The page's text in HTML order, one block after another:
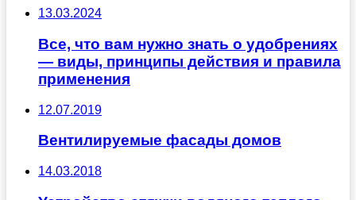
13.03.2024
Все, что вам нужно знать о удобрениях
— виды, принципы действия и правила
применения
12.07.2019
Вентилируемые фасады домов
14.03.2018